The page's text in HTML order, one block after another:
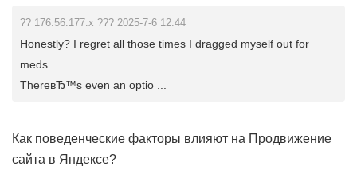
?? 176.56.177.x ??? 2025-7-6 12:44
Honestly? I regret all those times I dragged myself out for
meds.
ThereвЂ™s even an optio ...
Как поведенческие факторы влияют на Продвижение
сайта в Яндексе?